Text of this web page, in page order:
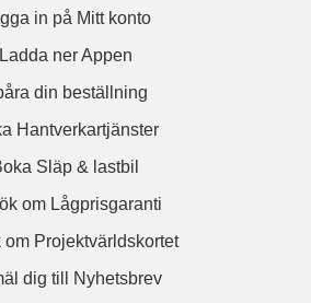
in på Mitt konto
Ladda ner Appen
din beställning
Hantverkartjänster
Släp & lastbil
om Lågprisgaranti
om Projektvärldskortet
dig till Nyhetsbrev